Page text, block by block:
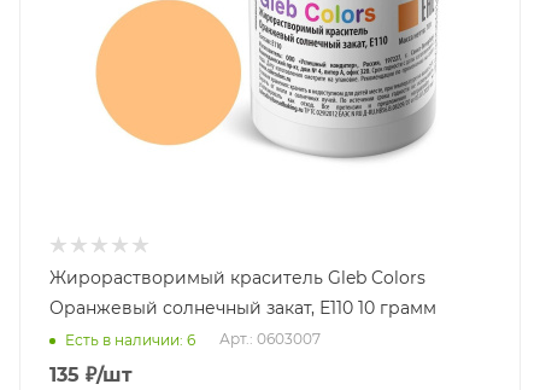
Жирорастворимый краситель Gleb Colors
Оранжевый солнечный закат, Е110 10 грамм
Есть в наличии: 6 Арт.: 0603007
135 ₽/шт